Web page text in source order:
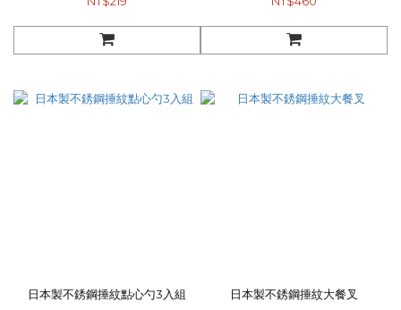
日本製不銹鋼捶紋點心勺3入組
日本製不銹鋼捶紋大餐叉